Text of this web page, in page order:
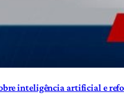
inteligência artificial e